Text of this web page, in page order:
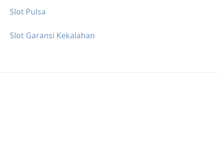
Slot Pulsa
Slot Garansi Kekalahan